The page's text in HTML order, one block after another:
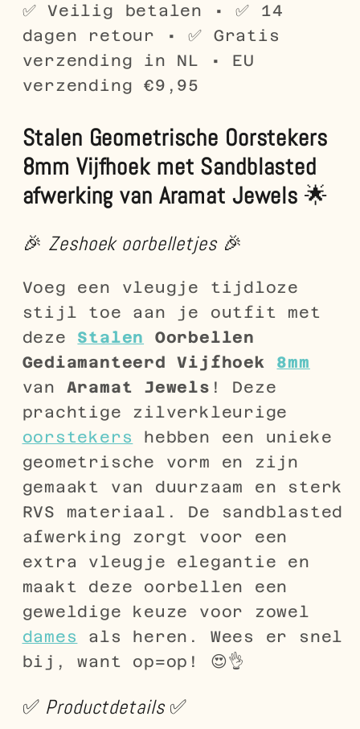
✅ Veilig betalen • ✅ 14
dagen retour • ✅ Gratis
verzending in NL • EU
verzending €9,95
Stalen Geometrische Oorstekers
8mm Vijfhoek met Sandblasted
afwerking van Aramat Jewels 🌟
🎉 Zeshoek oorbelletjes🎉
Voeg een vleugje tijdloze
stijl toe aan je outfit met
deze Stalen Oorbellen
Gediamanteerd Vijfhoek 8mm
van Aramat Jewels ! Deze
prachtige zilverkleurige
oorstekers
hebben een unieke
geometrische vorm en zijn
gemaakt van duurzaam en sterk
RVS materiaal. De sandblasted
afwerking zorgt voor een
extra vleugje elegantie en
maakt deze oorbellen een
geweldige keuze voor zowel
dames
als heren. Wees er snel
bij, want op=op! 😍👌
✅ Productdetails✅